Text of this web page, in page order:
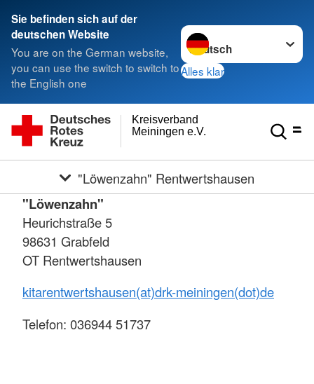
Sie befinden sich auf der
deutschen Website
You are on the German website,
you can use the switch to switch to
the English one
Sprache wechseln zu
Alles klar
Meiningen e.V.
Kreisverband
"Löwenzahn" Rentwertshausen
"Löwenzahn"
Heurichstraße 5
98631 Grabfeld
OT Rentwertshausen
kitarentwertshausen(at)drk-meiningen(dot)de
Telefon: 036944 51737